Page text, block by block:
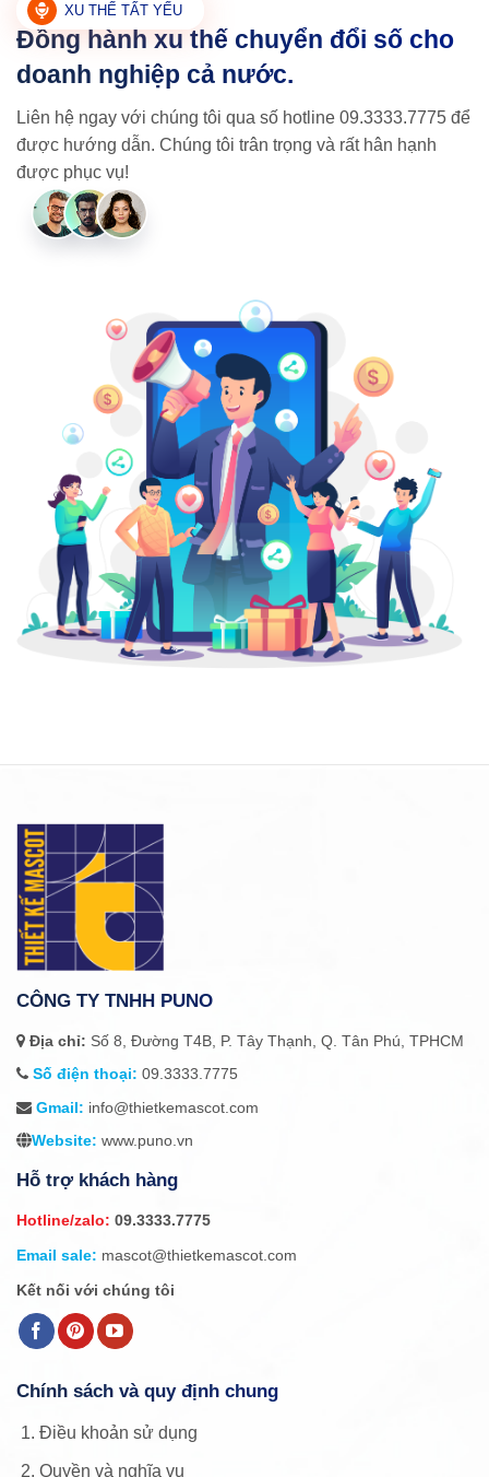
XU THẾ TẤT YẾU
Đồng hành xu thế chuyển đổi số cho
doanh nghiệp cả nước.
Liên hệ ngay với chúng tôi qua số hotline 09.3333.7775 để
được hướng dẫn. Chúng tôi trân trọng và rất hân hạnh
được phục vụ!
CÔNG TY TNHH PUNO
Địa chỉ: Số 8, Đường T4B, P. Tây Thạnh, Q. Tân Phú, TPHCM
Số điện thoại: 09.3333.7775
Gmail: info@thietkemascot.com
Website: www.puno.vn
Hỗ trợ khách hàng
Hotline/zalo: 09.3333.7775
Email sale: mascot@thietkemascot.com
Kết nối với chúng tôi
Chính sách và quy định chung
Điều khoản sử dụng
Quyền và nghĩa vụ